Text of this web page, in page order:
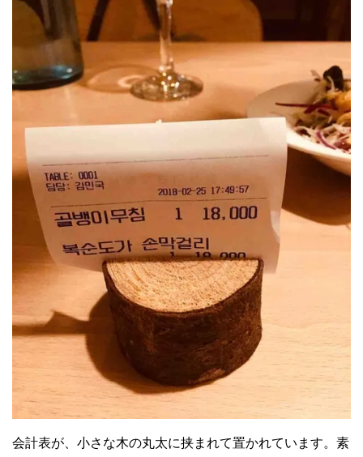
会計表が、小さな木の丸太に挟まれて置かれています。素